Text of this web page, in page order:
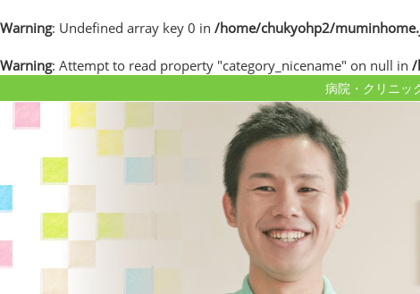
Warning: Undefined array key 0 in /home/chukyohp2/
Warning: Attempt to read property "category_nicename" on null in /
病院・クリニッ